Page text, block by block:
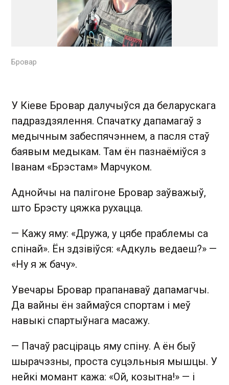
Бровар
У Кіеве Бровар далучыўся да беларускага
падраздзялення. Спачатку дапамагаў з
медычным забеспячэннем, а пасля стаў
баявым медыкам. Там ён пазнаёміўся з
Іванам «Брэстам» Марчуком.
Аднойчы на палігоне Бровар заўважыў,
што Брэсту цяжка рухацца.
— Кажу яму: «Дружа, у цябе праблемы са
спінай». Ён здзівіўся: «Адкуль ведаеш?» —
«Ну я ж бачу».
Увечары Бровар прапанаваў дапамагчы.
Да вайны ён займаўся спортам і меў
навыкі спартыўнага масажу.
— Пачаў расціраць яму спіну. А ён быў
шырачэзны, проста суцэльныя мышцы. У
нейкі момант кажа: «Ой, козытна!» — і